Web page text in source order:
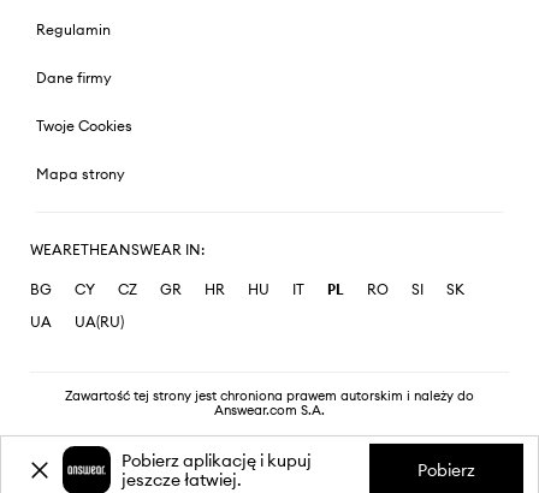
Regulamin
Dane firmy
Twoje Cookies
Mapa strony
WEARETHEANSWEAR IN:
BG CY CZ GR HR HU IT PL RO SI
SK
UA
UA(RU)
Zawartość tej strony jest chroniona prawem autorskim i należy do
Answear.com S.A.
Pobierz aplikację i kupuj
jeszcze łatwiej.
Pobierz